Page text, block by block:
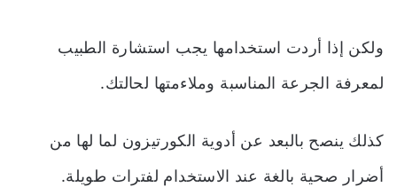
ولكن إذا أردت استخدامها يجب استشارة الطبيب
لمعرفة الجرعة المناسبة وملاءمتها لحالتك.
كذلك ينصح بالبعد عن أدوية الكورتيزون لما لها من
أضرار صحية بالغة عند الاستخدام لفترات طويلة.